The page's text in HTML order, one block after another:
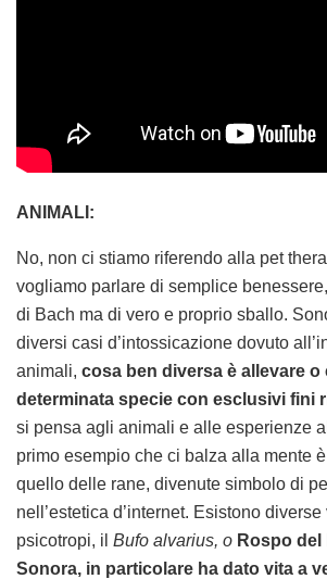
ANIMALI:
No, non ci stiamo riferendo alla pet
vogliamo parlare di semplice
di Bach ma di vero e proprio sballo.
diversi casi d’intossicazione dovuto
animali, cosa ben diversa è allevare o
determinata specie con esclusivi fini
si pensa agli animali e alle esperienze
primo esempio che ci balza alla mente
quello delle rane, divenute simbolo di
nell’estetica d’internet. Esistono
psicotropi, il Bufo alvarius, o Rospo del
Sonora, in particolare ha dato vita a